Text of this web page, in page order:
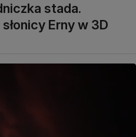
stada.
Erny w 3D